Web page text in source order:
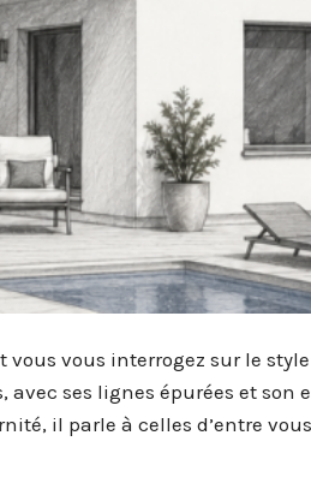
vous vous interrogez sur le
ses lignes épurées et son
il parle à celles d’entre